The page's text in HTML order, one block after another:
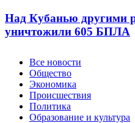
Над Кубанью другими
уничтожили 605 БПЛА
Новости
Все новости
Общество
Экономика
Происшествия
Политика
Образование и культура